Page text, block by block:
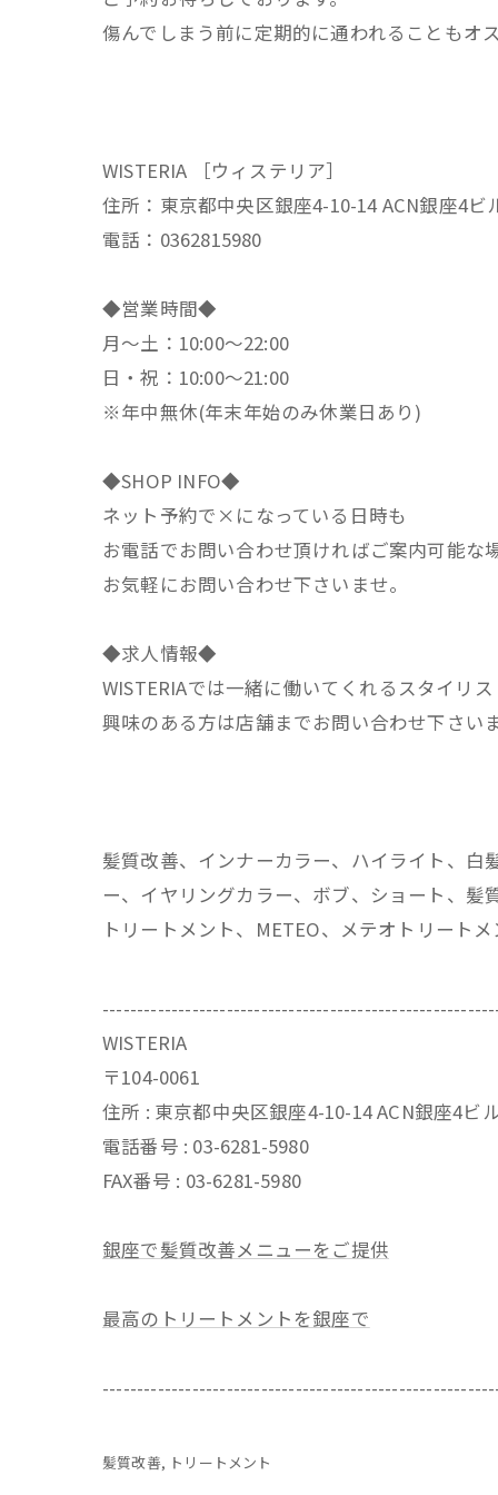
傷んでしまう前に定期的に通われることもオ
WISTERIA ［ウィステリア］
住所：東京都中央区銀座4-10-14 ACN銀座4ビ
電話：0362815980
◆営業時間◆
月～土：10:00～22:00
日・祝：10:00～21:00
※年中無休(年末年始のみ休業日あり)
◆SHOP INFO◆
ネット予約で×になっている日時も
お電話でお問い合わせ頂ければご案内可能な
お気軽にお問い合わせ下さいませ。
◆求人情報◆
WISTERIAでは一緒に働いてくれるスタイリス
興味のある方は店舗までお問い合わせ下さいま
髪質改善、インナーカラー、ハイライト、
ー、イヤリングカラー、ボブ、ショート、髪
トリートメント、METEO、メテオトリート
WISTERIA
〒104-0061
住所 : 東京都中央区銀座4-10-14 ACN銀座4ビ
電話番号 : 03-6281-5980
FAX番号 : 03-6281-5980
銀座で髪質改善メニューをご提供
最高のトリートメントを銀座で
髪質改善 トリートメント